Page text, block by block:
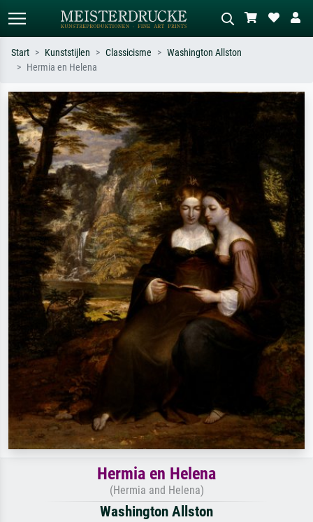
Zoek op kunstenaar, titel of stijl – bijv.
Monet, Sterrennacht, impressionisme,
Hokusai-golf, naakt.
Beschrijf de scène – bijv. groene
weide, abstract met veel rood, donker
Start Kunststijlen Classicisme
Washington Allston
Hermia en Helena
Hermia en Helena
(Hermia and Helena)
Washington Allston